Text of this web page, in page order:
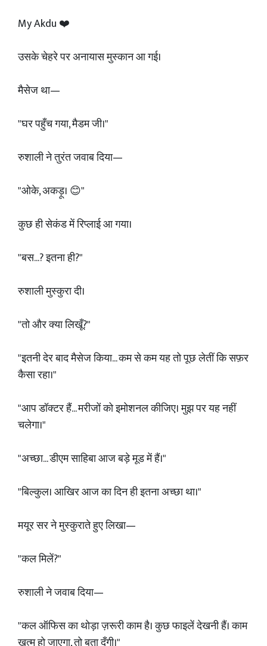
My Akdu ❤️
उसके चेहरे पर अनायास मुस्कान आ गई।
मैसेज था—
"घर पहुँच गया, मैडम जी।"
रुशाली ने तुरंत जवाब दिया—
"ओके, अकड़ू। 😊"
कुछ ही सेकंड में रिप्लाई आ गया।
"बस...? इतना ही?"
रुशाली मुस्कुरा दी।
"तो और क्या लिखूँ?"
"इतनी देर बाद मैसेज किया... कम से कम यह तो पूछ लेतीं कि सफ़र
कैसा रहा।"
"आप डॉक्टर हैं... मरीजों को इमोशनल कीजिए। मुझ पर यह नहीं
चलेगा।"
"अच्छा... डीएम साहिबा आज बड़े मूड में हैं।"
"बिल्कुल। आखिर आज का दिन ही इतना अच्छा था।"
मयूर सर ने मुस्कुराते हुए लिखा—
"कल मिलें?"
रुशाली ने जवाब दिया—
"कल ऑफिस का थोड़ा ज़रूरी काम है। कुछ फाइलें देखनी हैं। काम